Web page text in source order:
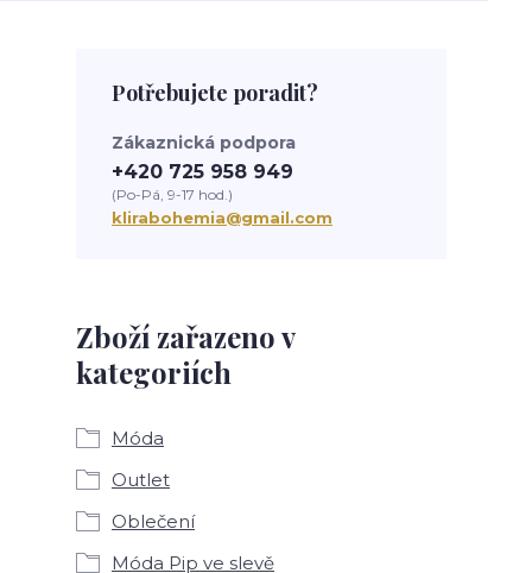
Zboží zařazeno v
kategoriích
Móda
Outlet
Oblečení
Móda Pip ve slevě
Potřebujete poradit?
Zákaznická podpora
+420 725 958 949
(Po-Pá, 9-17 hod.)
klirabohemia@gmail.com